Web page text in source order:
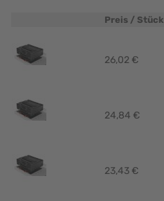
Preis / Stück
26,02 €
24,84 €
23,43 €